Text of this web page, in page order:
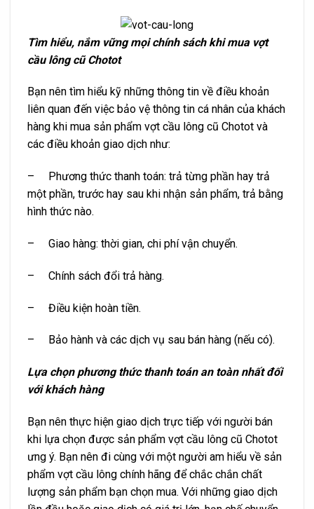
Tìm hiểu, nắm vững mọi chính sách khi mua vợt
cầu lông cũ Chotot
Bạn nên tìm hiểu kỹ những thông tin về điều khoản
liên quan đến việc bảo vệ thông tin cá nhân của khách
hàng khi mua sản phẩm vợt cầu lông cũ Chotot và
các điều khoản giao dịch như:
– Phương thức thanh toán: trả từng phần hay trả
một phần, trước hay sau khi nhận sản phẩm, trả bằng
hình thức nào.
– Giao hàng: thời gian, chi phí vận chuyển.
– Chính sách đổi trả hàng.
– Điều kiện hoàn tiền.
– Bảo hành và các dịch vụ sau bán hàng (nếu có).
Lựa chọn phương thức thanh toán an toàn nhất đối
với khách hàng
Bạn nên thực hiện giao dịch trực tiếp với người bán
khi lựa chọn được sản phẩm vợt cầu lông cũ Chotot
ưng ý. Bạn nên đi cùng với một người am hiểu về sản
phẩm vợt cầu lông chính hãng để chắc chắn chất
lượng sản phẩm bạn chọn mua. Với những giao dịch